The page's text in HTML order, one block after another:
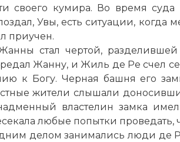
своего кумира. Во время
Увы, есть ситуации, когда
приучен.
стал чертой,
Жанну, и Жиль де Ре счел
к Богу. Черная башня его
жители слышали
властелин замка
любые попытки проведать,
делом занимались люди де